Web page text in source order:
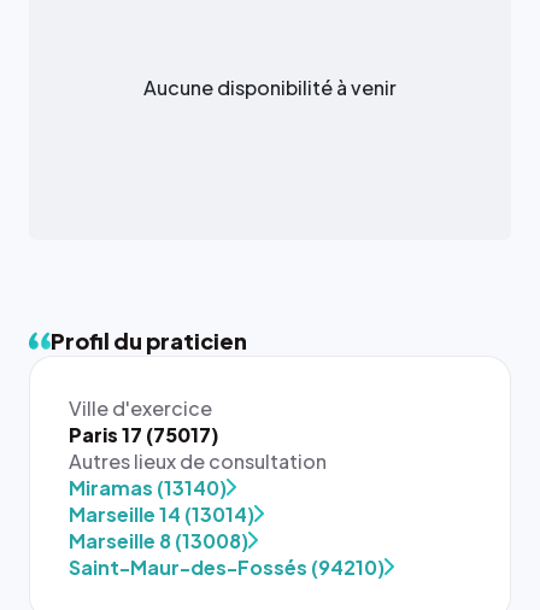
Aucune disponibilité à venir
Profil du praticien
Ville d'exercice
Paris 17 (75017)
Autres lieux de consultation
Miramas (13140)
Marseille 14 (13014)
Marseille 8 (13008)
Saint-Maur-des-Fossés (94210)